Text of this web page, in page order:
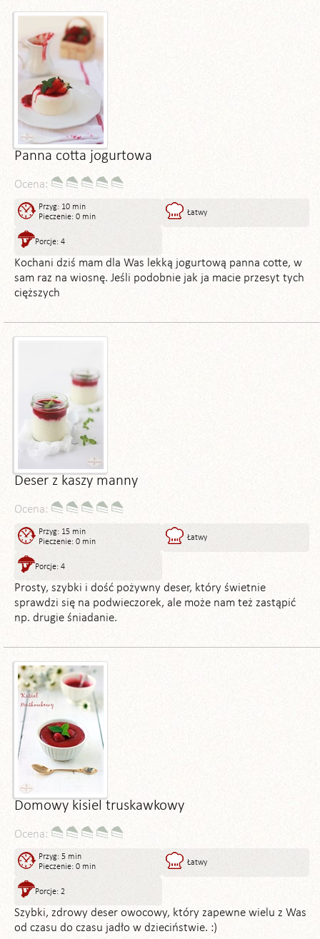
Panna cotta jogurtowa
Ocena:
Przyg: 10 min
Pieczenie: 0 min
Łatwy
Porcje: 4
Kochani dziś mam dla Was lekką jogurtową panna cotte, w
sam raz na wiosnę. Jeśli podobnie jak ja macie przesyt tych
cięższych
Deser z kaszy manny
Ocena:
Przyg: 15 min
Pieczenie: 0 min
Łatwy
Porcje: 4
Prosty, szybki i dość pożywny deser, który świetnie
sprawdzi się na podwieczorek, ale może nam też zastąpić
np. drugie śniadanie.
Domowy kisiel truskawkowy
Ocena:
Przyg: 5 min
Pieczenie: 0 min
Łatwy
Porcje: 2
Szybki, zdrowy deser owocowy, który zapewne wielu z Was
od czasu do czasu jadło w dzieciństwie. :)